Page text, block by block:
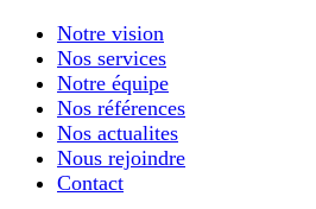
Notre vision
Nos services
Notre équipe
Nos références
Nos actualites
Nous rejoindre
Contact